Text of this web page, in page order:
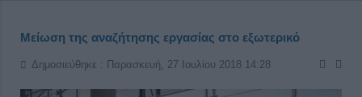
Μείωση της αναζήτησης εργασίας στο εξωτερικό
Δημοσιεύθηκε : Παρασκευή, 27 Ιουλίου 2018 14:28